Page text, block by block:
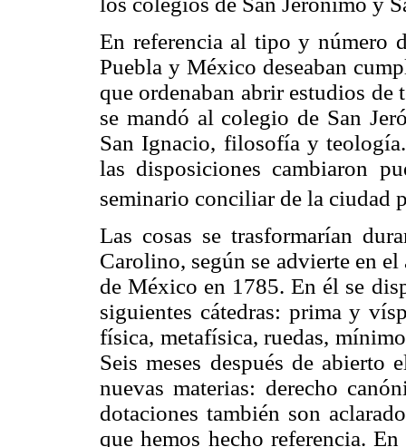
En referencia al tipo y número
Puebla y México deseaban
que ordenaban abrir estudios
se mandó al colegio de San
San Ignacio, filosofía y
las disposiciones cambiaron
seminario conciliar de la ciudad
Las cosas se trasformarían
Carolino, según se advierte en
de México en 1785. En él se
siguientes cátedras: prima y
física, metafísica, ruedas,
Seis meses después de
nuevas materias: derecho
dotaciones también son
que hemos hecho referencia.